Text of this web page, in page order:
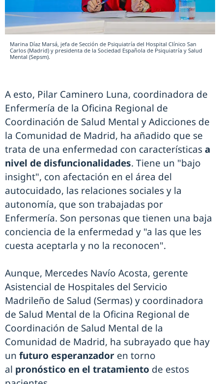
Marina Díaz Marsá, jefa de Sección de Psiquiatría del Hospital Clínico San
Carlos (Madrid) y presidenta de la Sociedad Española de Psiquiatría y Salud
Mental (Sepsm).
A esto, Pilar Caminero Luna, coordinadora de
Enfermería de la Oficina Regional de
Coordinación de Salud Mental y Adicciones de
la Comunidad de Madrid, ha añadido que se
trata de una enfermedad con característicasa
nivel de disfuncionalidades. Tiene un "bajo
insight", con afectación en el área del
autocuidado, las relaciones sociales y la
autonomía, que son trabajadas por
Enfermería. Son personas que tienen una baja
conciencia de la enfermedad y "a las que les
cuesta aceptarla y no la reconocen".
Aunque, Mercedes Navío Acosta, gerente
Asistencial de Hospitales del Servicio
Madrileño de Salud (Sermas) y coordinadora
de Salud Mental de la Oficina Regional de
Coordinación de Salud Mental de la
Comunidad de Madrid, ha subrayado que hay
un futuro esperanzador en torno
al pronóstico en el tratamiento de estos